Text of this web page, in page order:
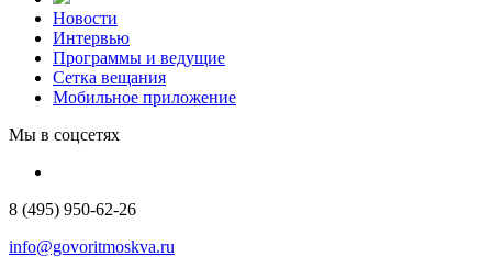
Новости
Интервью
Программы и ведущие
Сетка вещания
Мобильное приложение
Мы в соцсетях
8 (495) 950-62-26
info@govoritmoskva.ru